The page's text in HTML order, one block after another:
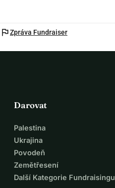
flagZpráva Fundraiser
Darovat
Palestina
Ukrajina
Povodeň
Zemětřesení
Další Kategorie Fundraisingu